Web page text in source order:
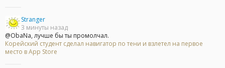
Stranger
3 минуты назад
@ObaNa, лучше бы ты промолчал.
Корейский студент сделал навигатор по тени и взлетел на первое
место в App Store